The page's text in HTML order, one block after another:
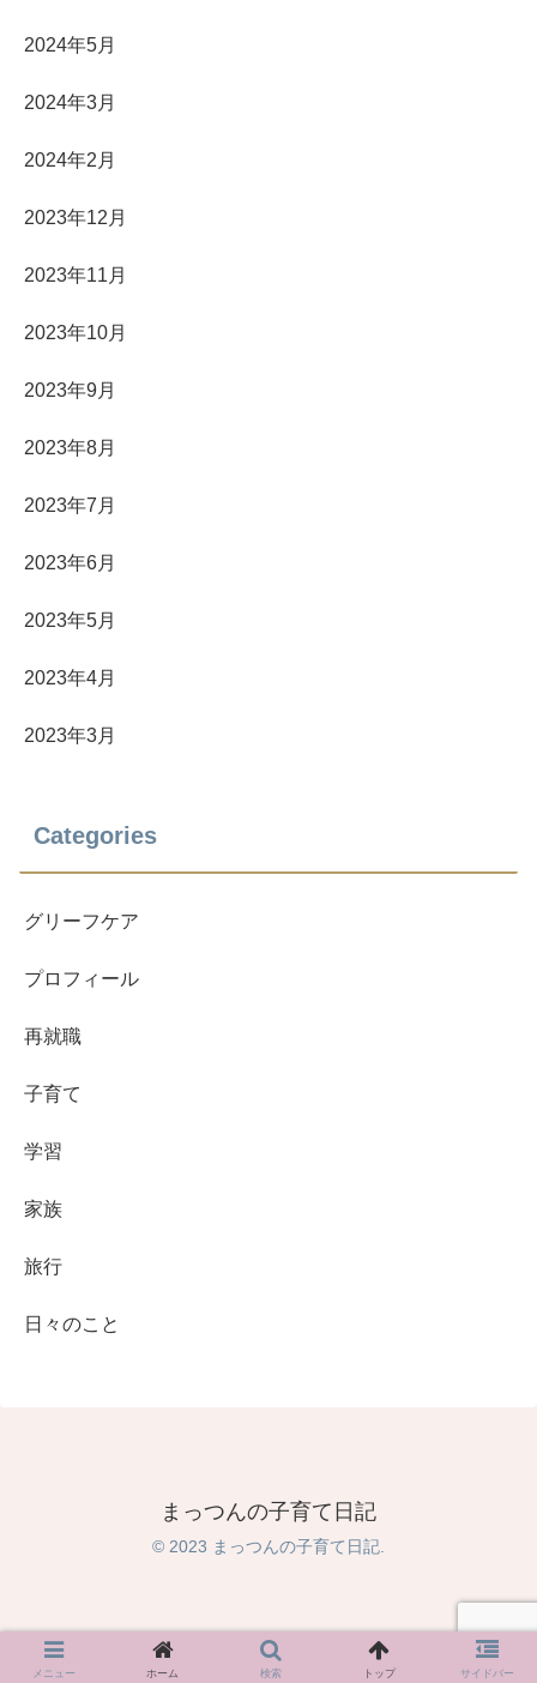
2024年5月
2024年3月
2024年2月
2023年12月
2023年11月
2023年10月
2023年9月
2023年8月
2023年7月
2023年6月
2023年5月
2023年4月
2023年3月
Categories
グリーフケア
プロフィール
再就職
子育て
学習
家族
旅行
日々のこと
まっつんの子育て日記
© 2023 まっつんの子育て日記.
メニュー ホーム 検索 トップ サイドバー